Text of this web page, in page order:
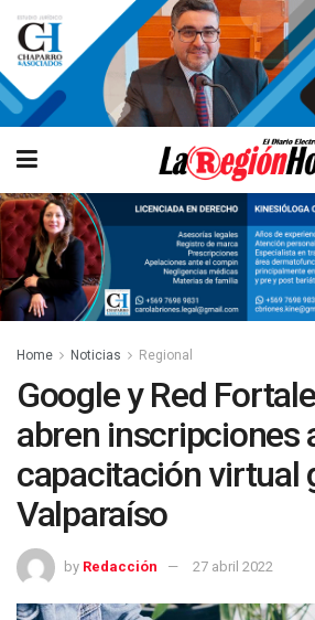
Home Noticias Regional
Google y Red
abren inscripciones
capacitación virtual
Valparaíso
by Redacción 27 abril 2022